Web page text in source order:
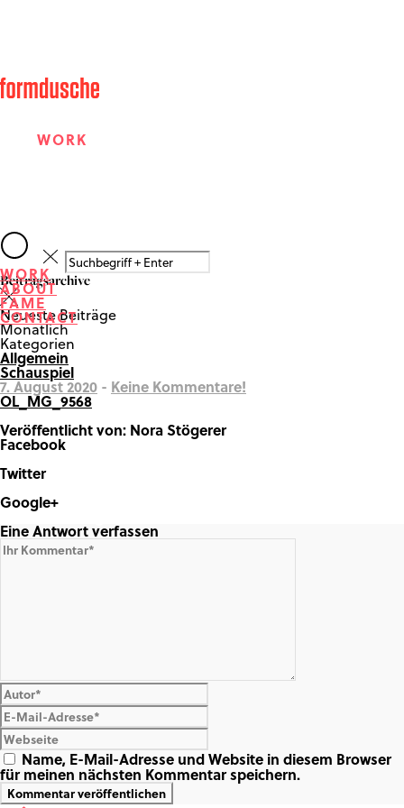
WORK
FAME
CONTACT
WORK
ABOUT
FAME
CONTACT
Beitragsarchive
Neueste Beiträge
Monatlich
Kategorien
Allgemein
Schauspiel
7. August 2020 - Keine Kommentare!
OL_MG_9568
Veröffentlicht von: Nora Stögerer
Facebook
Twitter
Google+
Share on Google+
Eine Antwort verfassen
Name, E-Mail-Adresse und Website in diesem Browser
für meinen nächsten Kommentar speichern.